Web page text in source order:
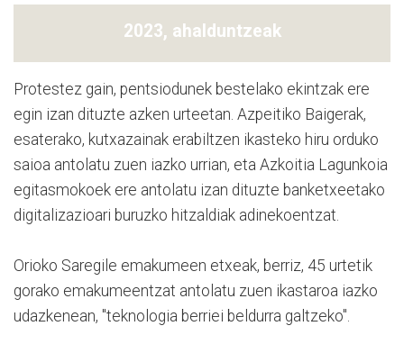
2023, ahalduntzeak
Protestez gain, pentsiodunek bestelako ekintzak ere
egin izan dituzte azken urteetan. Azpeitiko Baigerak,
esaterako, kutxazainak erabiltzen ikasteko hiru orduko
saioa antolatu zuen iazko urrian, eta Azkoitia Lagunkoia
egitasmokoek ere antolatu izan dituzte banketxeetako
digitalizazioari buruzko hitzaldiak adinekoentzat.
Orioko Saregile emakumeen etxeak, berriz, 45 urtetik
gorako emakumeentzat antolatu zuen ikastaroa iazko
udazkenean, "teknologia berriei beldurra galtzeko".